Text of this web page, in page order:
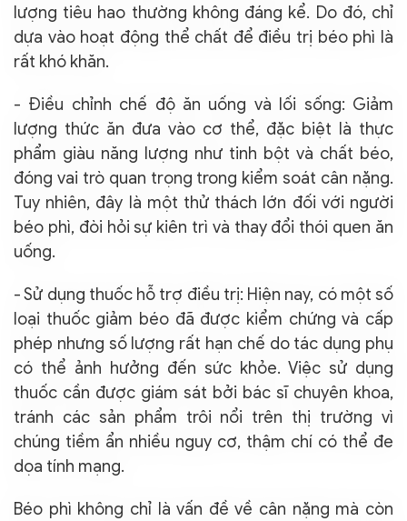
lượng tiêu hao thường không đáng kể. Do đó, chỉ
dựa vào hoạt động thể chất để điều trị béo phì là
rất khó khăn.
- Điều chỉnh chế độ ăn uống và lối sống: Giảm
lượng thức ăn đưa vào cơ thể, đặc biệt là thực
phẩm giàu năng lượng như tinh bột và chất béo,
đóng vai trò quan trọng trong kiểm soát cân nặng.
Tuy nhiên, đây là một thử thách lớn đối với người
béo phì, đòi hỏi sự kiên trì và thay đổi thói quen ăn
uống.
- Sử dụng thuốc hỗ trợ điều trị: Hiện nay, có một số
loại thuốc giảm béo đã được kiểm chứng và cấp
phép nhưng số lượng rất hạn chế do tác dụng phụ
có thể ảnh hưởng đến sức khỏe. Việc sử dụng
thuốc cần được giám sát bởi bác sĩ chuyên khoa,
tránh các sản phẩm trôi nổi trên thị trường vì
chúng tiềm ẩn nhiều nguy cơ, thậm chí có thể đe
dọa tính mạng.
Béo phì không chỉ là vấn đề về cân nặng mà còn